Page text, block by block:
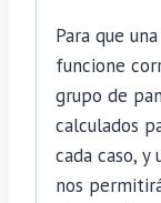
Para que
funcione
grupo de
calculados
cada caso,
nos